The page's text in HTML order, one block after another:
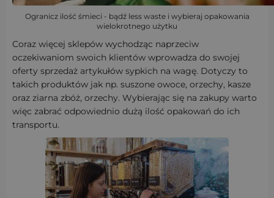
Ogranicz ilość śmieci - bądź less waste i wybieraj opakowania
wielokrotnego użytku
Coraz więcej sklepów wychodząc naprzeciw
oczekiwaniom swoich klientów wprowadza do swojej
oferty sprzedaż artykułów sypkich na wagę. Dotyczy to
takich produktów jak np. suszone owoce, orzechy, kasze
oraz ziarna zbóż, orzechy. Wybierając się na zakupy warto
więc zabrać odpowiednio dużą ilość opakowań do ich
transportu.